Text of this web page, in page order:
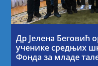
Др Јелена Беговић
ученике средњих
Фонда за младе